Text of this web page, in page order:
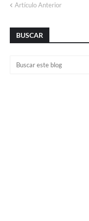
Artículo Anterior
BUSCAR